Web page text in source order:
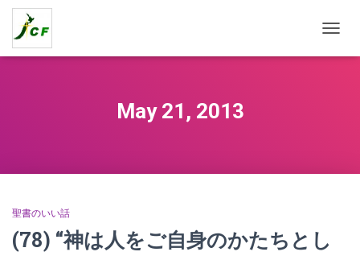
May 21, 2013
聖書のいい話
(78) “神は人をご自身のかたちとし